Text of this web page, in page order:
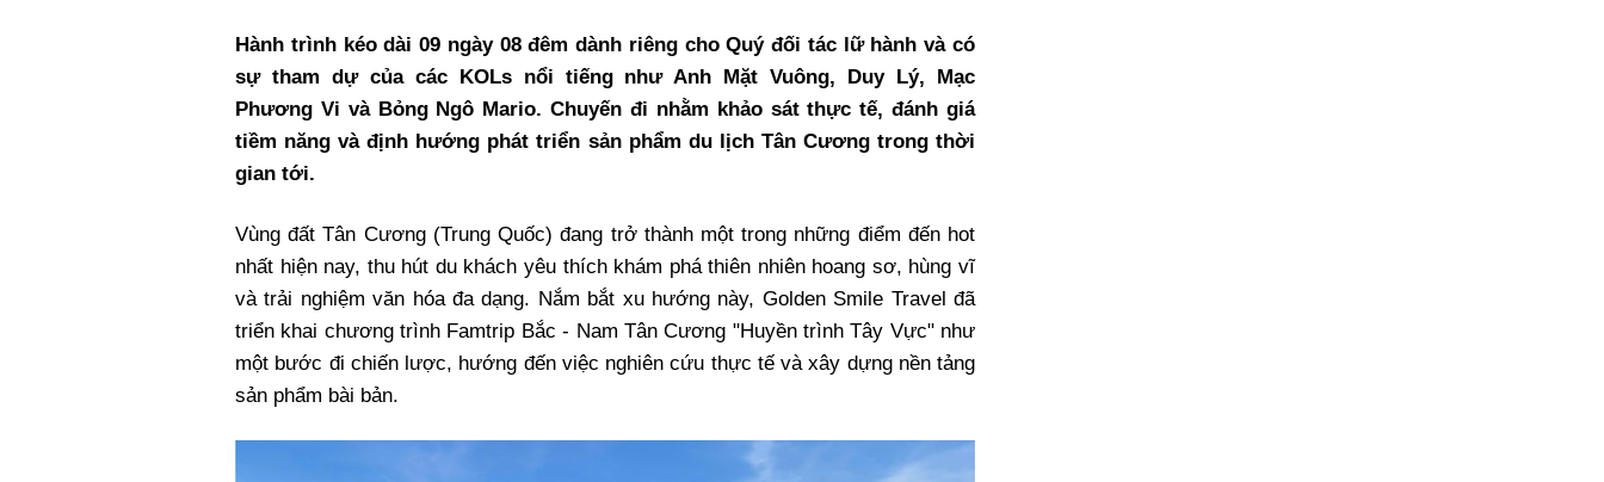
Hành trình kéo dài 09 ngày 08 đêm dành riêng cho Quý đối tác lữ hành và có
sự tham dự của các KOLs nổi tiếng như Anh Mặt Vuông, Duy Lý, Mạc
Phương Vi và Bỏng Ngô Mario. Chuyến đi nhằm khảo sát thực tế, đánh giá
tiềm năng và định hướng phát triển sản phẩm du lịch Tân Cương trong thời
gian tới.
Vùng đất Tân Cương (Trung Quốc) đang trở thành một trong những điểm đến hot
nhất hiện nay, thu hút du khách yêu thích khám phá thiên nhiên hoang sơ, hùng vĩ
và trải nghiệm văn hóa đa dạng. Nắm bắt xu hướng này, Golden Smile Travel đã
triển khai chương trình Famtrip Bắc - Nam Tân Cương "Huyền trình Tây Vực" như
một bước đi chiến lược, hướng đến việc nghiên cứu thực tế và xây dựng nền tảng
sản phẩm bài bản.